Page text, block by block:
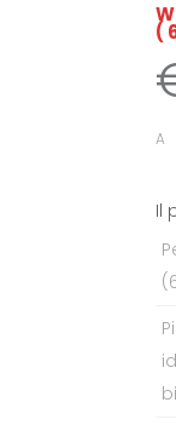
A
Il